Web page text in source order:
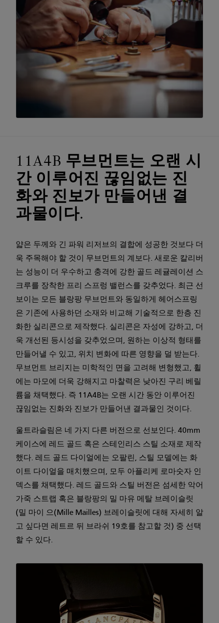
11A4B 무브먼트는 오랜 시
간 이루어진 끊임없는 진
화와 진보가 만들어낸 결
과물이다.
얇은 두께와 긴 파워 리저브의 결합에 성공한 것보다 더
욱 주목해야 할 것이 무브먼트의 계보다. 새로운 칼리버
는 성능이 더 우수하고 충격에 강한 골드 레귤레이션 스
크루를 장착한 프리 스프렁 밸런스를 갖추었다. 최근 선
보이는 모든 블랑팡 무브먼트와 동일하게 헤어스프링
은 기존에 사용하던 소재와 비교해 기술적으로 한층 진
화한 실리콘으로 제작했다. 실리콘은 자성에 강하고, 더
욱 개선된 등시성을 갖추었으며, 원하는 이상적 형태를
만들어낼 수 있고, 위치 변화에 따른 영향을 덜 받는다.
무브먼트 브리지는 미학적인 면을 고려해 변형했고, 휠
에는 마모에 더욱 강해지고 마찰력은 낮아진 구리 베릴
륨을 채택했다. 즉 11A4B는 오랜 시간 동안 이루어진
끊임없는 진화와 진보가 만들어낸 결과물인 것이다.
울트라슬림은 네 가지 다른 버전으로 선보인다. 40mm
케이스에 레드 골드 혹은 스테인리스 스틸 소재로 제작
했다. 레드 골드 다이얼에는 오팔린, 스틸 모델에는 화
이트 다이얼을 매치했으며, 모두 아플리케 로마숫자 인
덱스를 채택했다. 레드 골드와 스틸 버전은 섬세한 악어
가죽 스트랩 혹은 블랑팡의 밀 마유 메탈 브레이슬릿
(밀 마이 으(Mille Mailles) 브레이슬릿에 대해 자세히 알
고 싶다면 레트르 뒤 브라쉬 19호를 참고할 것) 중 선택
할 수 있다.